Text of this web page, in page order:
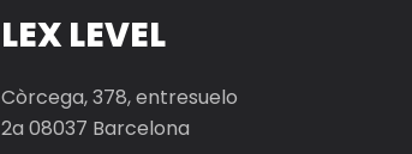
LEX LEVEL
Còrcega, 378, entresuelo
2a 08037 Barcelona